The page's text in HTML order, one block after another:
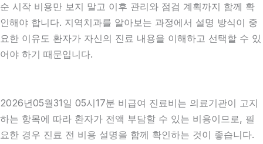
순 시작 비용만 보지 말고 이후 관리와 점검 계획까지 함께 확
인해야 합니다. 지역치과를 알아보는 과정에서 설명 방식이 중
요한 이유도 환자가 자신의 진료 내용을 이해하고 선택할 수 있
어야 하기 때문입니다.
2026년05월31일 05시17분 비급여 진료비는 의료기관이 고지
하는 항목에 따라 환자가 전액 부담할 수 있는 비용이므로, 필
요한 경우 진료 전 비용 설명을 함께 확인하는 것이 좋습니다.